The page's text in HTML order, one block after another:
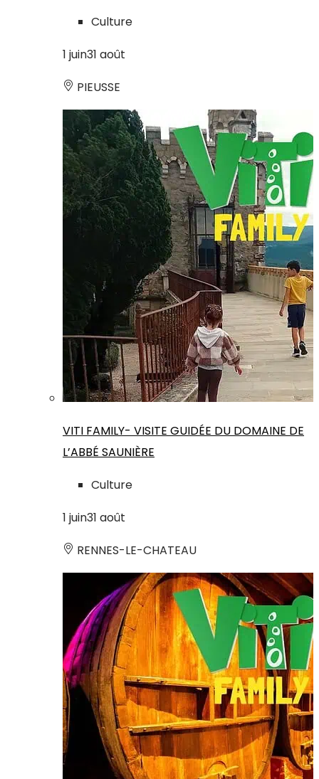
Culture
1 juin31 août
PIEUSSE
VITI FAMILY- VISITE GUIDÉE DU DOMAINE DE
L’ABBÉ SAUNIÈRE
Culture
1 juin31 août
RENNES-LE-CHATEAU